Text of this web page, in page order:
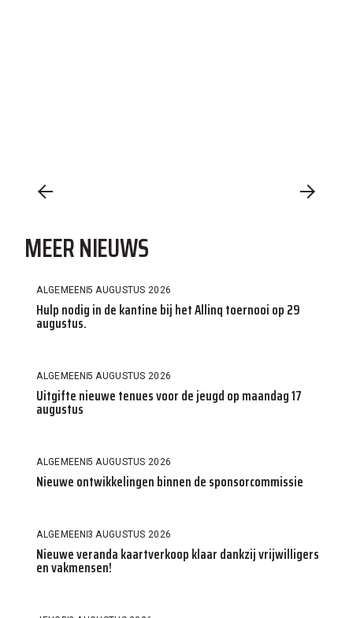
MEER NIEUWS
ALGEMEEN5 AUGUSTUS 2026
Hulp nodig in de kantine bij het Allinq toernooi op 29
augustus.
ALGEMEEN5 AUGUSTUS 2026
Uitgifte nieuwe tenues voor de jeugd op maandag 17
augustus
ALGEMEEN5 AUGUSTUS 2026
Nieuwe ontwikkelingen binnen de sponsorcommissie
ALGEMEEN3 AUGUSTUS 2026
Nieuwe veranda kaartverkoop klaar dankzij vrijwilligers
en vakmensen!